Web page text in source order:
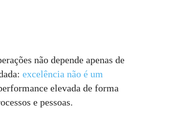
não depende apenas de
excelência não é um
elevada de forma
e pessoas.